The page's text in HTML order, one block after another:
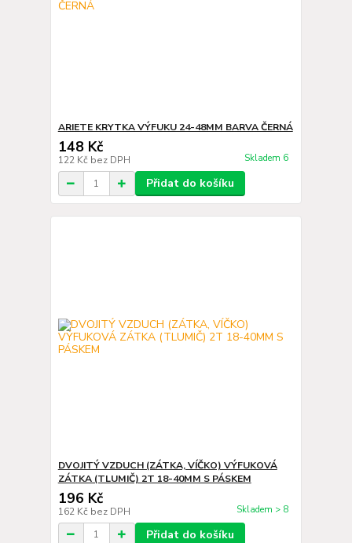
ARIETE KRYTKA VÝFUKU 24-48MM BARVA ČERNÁ
148 Kč
122 Kč bez DPH Skladem 6
Přidat do košíku
DVOJITÝ VZDUCH (ZÁTKA, VÍČKO) VÝFUKOVÁ
ZÁTKA (TLUMIČ) 2T 18-40MM S PÁSKEM
196 Kč
162 Kč bez DPH Skladem > 8
Přidat do košíku